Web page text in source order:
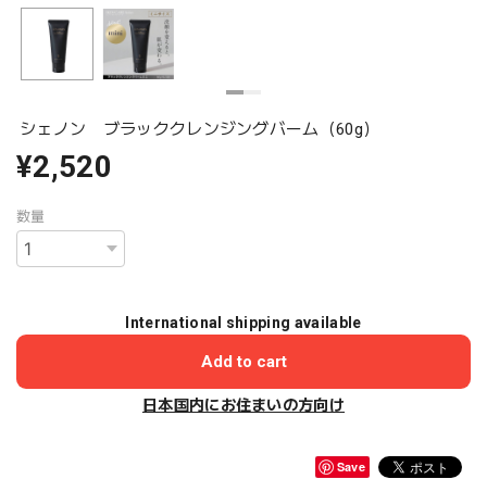
シェノン ブラッククレンジングバーム（60g）
¥2,520
数量
International shipping available
Add to cart
日本国内にお住まいの方向け
Save